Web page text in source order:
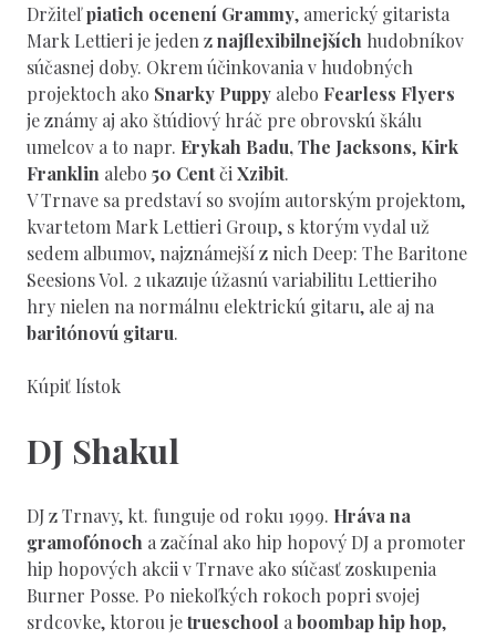
Držiteľpiatich ocenení Grammy, americký gitarista
Mark Lettieri je jeden znajflexibilnejších hudobníkov
súčasnej doby. Okrem účinkovania v hudobných
projektoch ako Snarky Puppy alebo Fearless Flyers
je známy aj ako štúdiový hráč pre obrovskú škálu
umelcov a to napr. Erykah Badu,The Jacksons, Kirk
Franklin alebo 50 Centči Xzibit.
V Trnave sa predstaví so svojím autorským projektom,
kvartetom Mark Lettieri Group, s ktorým vydal už
sedem albumov, najznámejší z nich Deep: The Baritone
Seesions Vol. 2 ukazuje úžasnú variabilitu Lettieriho
hry nielen na normálnu elektrickú gitaru, ale aj na
baritónovú gitaru.
Kúpiť lístok
DJ Shakul
DJ z Trnavy, kt. funguje od roku 1999. Hráva na
gramofónoch a začínal ako hip hopový DJ a promoter
hip hopových akcii v Trnave ako súčasť zoskupenia
Burner Posse. Po niekoľkých rokoch popri svojej
srdcovke, ktorou jetrueschool a boombap hip hop,